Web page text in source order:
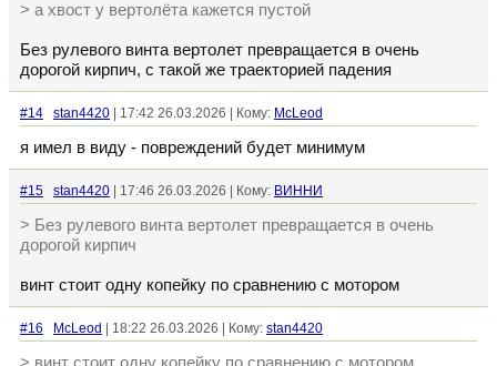
> а хвост у вертолёта кажется пустой
Без рулевого винта вертолет превращается в очень
дорогой кирпич, с такой же траекторией падения
#14 stan4420 | 17:42 26.03.2026 | Кому: McLeod
я имел в виду - повреждений будет минимум
#15 stan4420 | 17:46 26.03.2026 | Кому: ВИННИ
> Без рулевого винта вертолет превращается в очень
дорогой кирпич
винт стоит одну копейку по сравнению с мотором
#16 McLeod | 18:22 26.03.2026 | Кому: stan4420